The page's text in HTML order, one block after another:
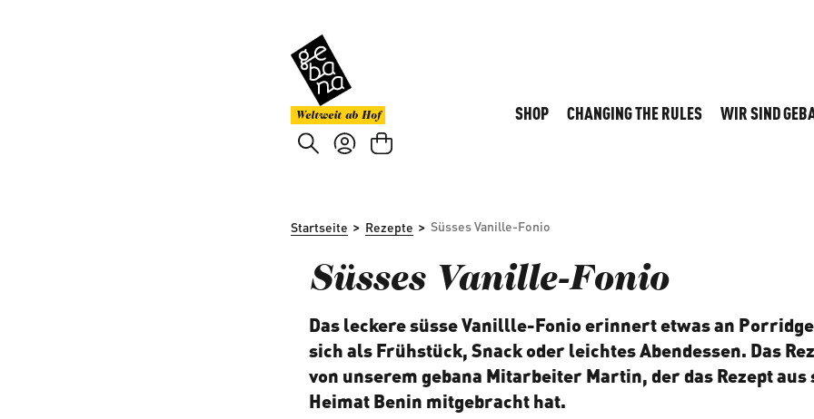
Weltweit ab Hof SHOP CHANGING THE RULES WIR SIND
Startseite > Rezepte > Süsses Vanille-Fonio
Süsses Vanille-Fonio
Das leckere süsse Vanillle-Fonio erinnert etwas an
sich als Frühstück, Snack oder leichtes Abendessen. Das
von unserem gebana Mitarbeiter Martin, der das Rezept aus
Heimat Benin mitgebracht hat.